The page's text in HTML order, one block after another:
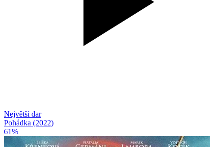
Největší dar
Pohádka (2022)
61%